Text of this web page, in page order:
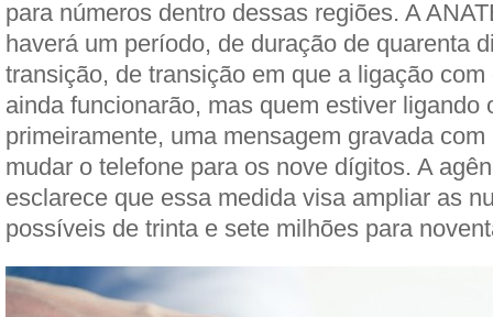
para números dentro dessas regiões. A
haverá um período, de duração de quarenta
transição, de transição em que a ligação
ainda funcionarão, mas quem estiver ligando
primeiramente, uma mensagem gravada
mudar o telefone para os nove dígitos. A
esclarece que essa medida visa ampliar as
possíveis de trinta e sete milhões para